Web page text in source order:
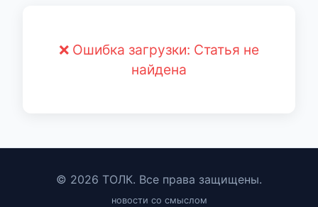
❌ Ошибка загрузки: Статья не
найдена
© 2026 ТОЛК. Все права защищены.
новости со смыслом